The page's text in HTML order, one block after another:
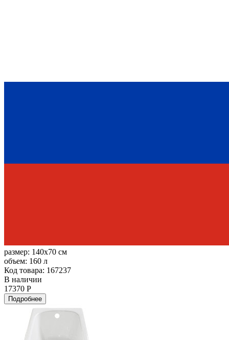
размер: 140x70 см
объем: 160 л
Код товара: 167237
В наличии
17370 Р
Подробнее